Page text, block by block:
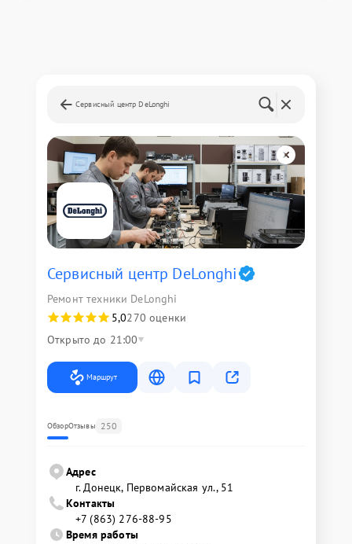
Сервисный центр DeLonghi
Сервисный центр DeLonghi
Ремонт техники DeLonghi
5,0270 оценки
Открыто до 21:00
Маршрут
ОбзорОтзывы 250
Адрес
г. Донецк, Первомайская ул., 51
Контакты
+7 (863) 276-88-95
Время работы